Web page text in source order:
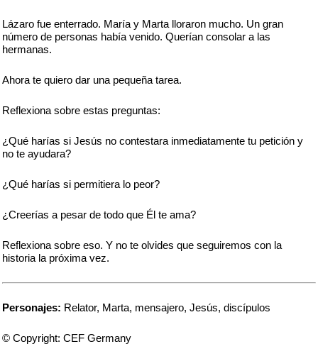
Lázaro fue enterrado. María y Marta lloraron mucho. Un gran
número de personas había venido. Querían consolar a las
hermanas.
Ahora te quiero dar una pequeña tarea.
Reflexiona sobre estas preguntas:
¿Qué harías si Jesús no contestara inmediatamente tu petición y
no te ayudara?
¿Qué harías si permitiera lo peor?
¿Creerías a pesar de todo que Él te ama?
Reflexiona sobre eso. Y no te olvides que seguiremos con la
historia la próxima vez.
Personajes: Relator, Marta, mensajero, Jesús, discípulos
© Copyright: CEF Germany